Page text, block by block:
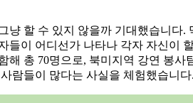
할 수 있지 않을까 기대했습니다
이 어디선가 나타나 각자 자신이
총 70명으로, 북미지역 강연 봉
람들이 많다는 사실을 체험했습니다.